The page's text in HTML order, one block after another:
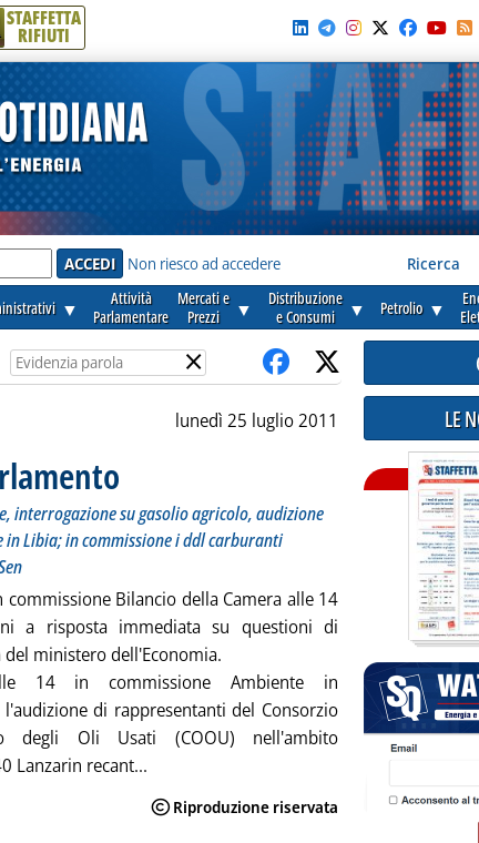
STAFFETTA
RIFIUTI
Non riesco ad accedere Ricerca
▼
Attività
Parlamentare
Mercati e
Prezzi
▼
Distribuzione
e Consumi
▼ Petrolio ▼
×
lunedì 25 luglio 2011
interrogazione su gasolio agricolo, audizione
in Libia; in commissione i ddl carburanti
commissione Bilancio della Camera alle 14
a risposta immediata su questioni di
del ministero dell'Economia.
14 in commissione Ambiente in
di rappresentanti del Consorzio
degli Oli Usati (COOU) nell'ambito
Lanzarin recant...
LE